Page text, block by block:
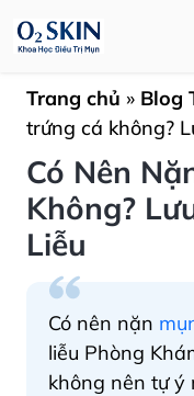
Trang chủ » Blog
trứng cá không?
Có Nên
Không?
Liễu
Có nên nặn
liễu Phòng
không nên tự ý